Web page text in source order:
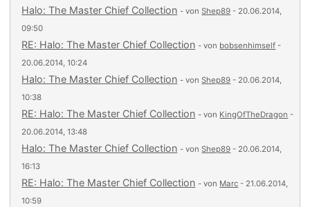
Halo: The Master Chief Collection - vonShep89 - 20.06.2014,
09:50
RE: Halo: The Master Chief Collection - von bobsenhimself -
20.06.2014, 10:24
Halo: The Master Chief Collection - vonShep89 - 20.06.2014,
10:38
RE: Halo: The Master Chief Collection - von KingOfTheDragon -
20.06.2014, 13:48
Halo: The Master Chief Collection - vonShep89 - 20.06.2014,
16:13
RE: Halo: The Master Chief Collection - von Marc - 21.06.2014,
10:59